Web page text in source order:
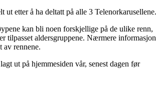
ut etter å ha deltatt på alle 3 Telenorkarusellene.
kan bli noen forskjellige på de ulike renn,
tilpasset aldersgruppene. Nærmere informasjon
rennene.
ut på hjemmesiden vår, senest dagen før